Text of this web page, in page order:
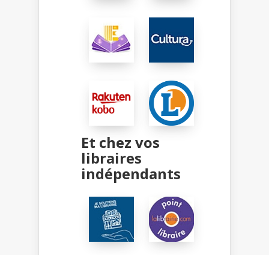
Et chez vos
libraires
indépendants